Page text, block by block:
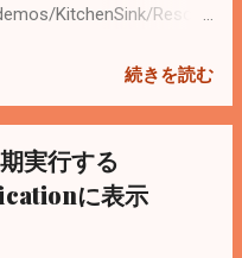
イトからダウンロード
らしい。 PhpStorm Early
連携 TortoiseSVNをイン
command line client
く。binフォルダに
ルされる（環境変数
）。 Settings →
KitchenSink/Resour
· GitHub 下記
て | Don't Fall - Titanium
ポートBBS 私が書いた
な感じ（一部） var U =
_gpsProvider;
= release;
続きを読む
実行する
に表示